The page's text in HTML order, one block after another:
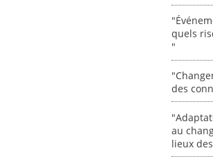
quels
"
des
au
lieux